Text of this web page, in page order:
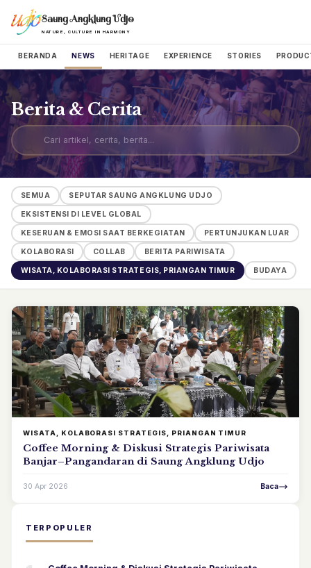
Saung Angklung Udjo
NATURE, CULTURE IN HARMONY
BERANDA NEWS HERITAGE EXPERIENCE STORIES
Berita & Cerita
SEMUA SEPUTAR SAUNG ANGKLUNG UDJO
EKSISTENSI DI LEVEL GLOBAL
KESERUAN & EMOSI SAAT BERKEGIATAN PERTUNJUKAN LUAR
KOLABORASI COLLAB BERITA PARIWISATA
WISATA, KOLABORASI STRATEGIS, PRIANGAN TIMUR BUDAYA
WISATA, KOLABORASI STRATEGIS, PRIANGAN TIMUR
Coffee Morning & Diskusi Strategis Pariwisata
Banjar–Pangandaran di Saung Angklung Udjo
30 Apr 2026 Baca
TERPOPULER